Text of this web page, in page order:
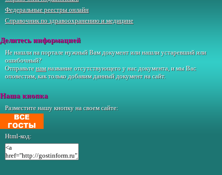
Федеральные реестры онлайн
Справочник по здравоохранению и медицине
Делитесь информацией
Не нашли на портале нужный Вам документ или нашли устаревший или
ошибочный?
Отправьтенамназвание отсутствующего у нас документа, и мы Вас
оповестим, как только добавим данный документ на сайт.
Наша кнопка
Разместите нашу кнопку на своем сайте:
Html-код: